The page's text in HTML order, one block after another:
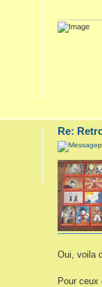
Re:
Oui, voila
Pour